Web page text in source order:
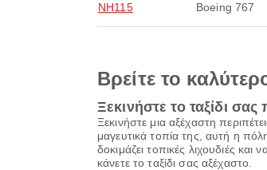
NH115 Boeing 767
Βρείτε το
Ξεκινήστε το ταξίδι
Ξεκινήστε μια αξέχαστη
μαγευτικά τοπία της, αυτή η
δοκιμάζει τοπικές λιχουδιές
κάνετε το ταξίδι σας αξέχαστο.